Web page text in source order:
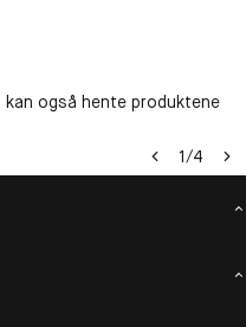
også hente produktene
1/4